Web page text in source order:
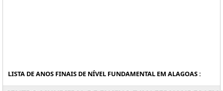
LISTA DE ANOS FINAIS DE NÍVEL FUNDAMENTAL EM ALAGOAS :